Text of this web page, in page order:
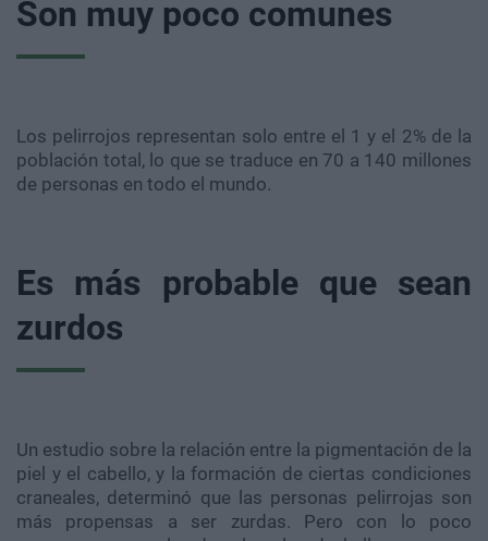
Son muy poco comunes
Los pelirrojos representan solo entre el 1 y el 2% de la
población total, lo que se traduce en 70 a 140 millones
de personas en todo el mundo.
Es más probable que sean
zurdos
Un estudio sobre la relación entre la pigmentación de la
piel y el cabello, y la formación de ciertas condiciones
craneales, determinó que las personas pelirrojas son
más propensas a ser zurdas. Pero con lo poco